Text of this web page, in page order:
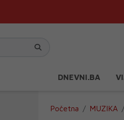
DNEVNI.BA
Početna MUZIKA